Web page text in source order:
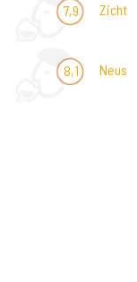
7,9 Zicht
8,1 Neus